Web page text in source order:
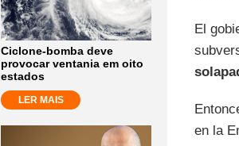
Ciclone-bomba deve
provocar ventania em oito
estados
LER MAIS
El
en la